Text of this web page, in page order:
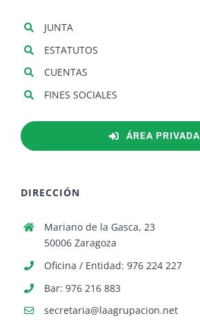
JUNTA
ESTATUTOS
CUENTAS
FINES SOCIALES
ÁREA PRIVADA
DIRECCIÓN
Mariano de la Gasca, 23
50006 Zaragoza
Oficina / Entidad: 976 224 227
Bar: 976 216 883
secretaria@laagrupacion.net